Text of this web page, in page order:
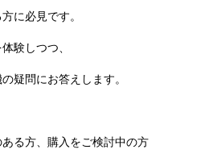
に必見です。
験しつつ、
疑問にお答えします。
る方、購入をご検討中の方